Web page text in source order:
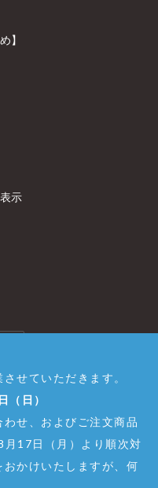
】
示
せていただきます。
（日）
せ、およびご注文商品
17日（月）より順次対
かけいたしますが、何